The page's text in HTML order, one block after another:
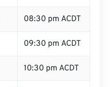
08:30 pm ACDT
09:30 pm ACDT
10:30 pm ACDT